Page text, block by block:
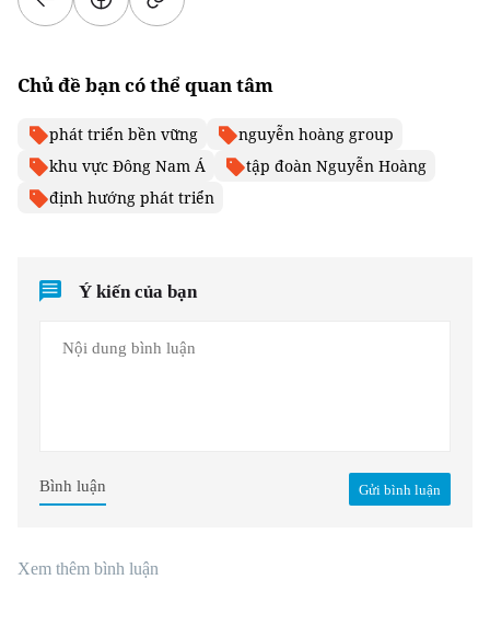
Chủ đề bạn có thể quan tâm
phát triển bền vững
nguyễn hoàng group
khu vực Đông Nam Á
tập đoàn Nguyễn Hoàng
định hướng phát triển
Ý kiến của bạn
Gửi bình luận
Bình luận
Xem thêm bình luận